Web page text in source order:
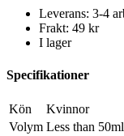
Leverans: 3-4
Frakt: 49 kr
I lager
Specifikationer
Kön
Kvinnor
Volym Less than 50ml